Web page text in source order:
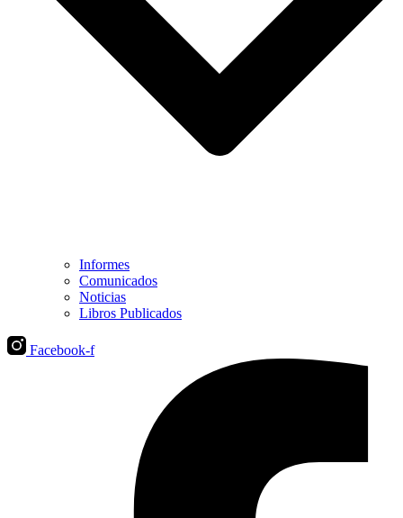
Informes
Comunicados
Noticias
Libros Publicados
Facebook-f